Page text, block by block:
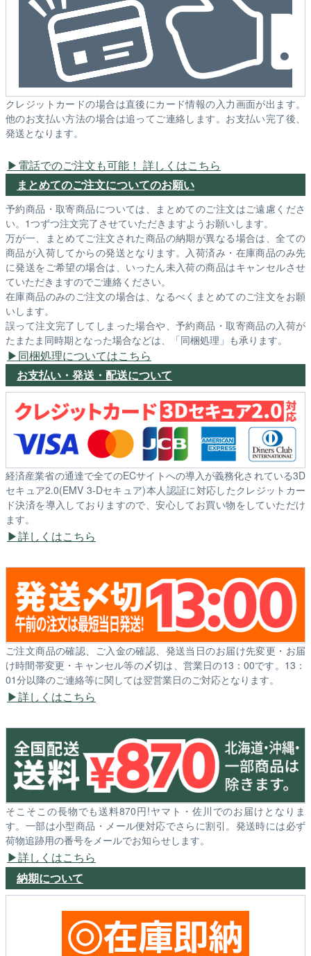
クレジットカードの場合は直後にカード情報の入力画面が出ます。
他のお支払い方法の場合は追ってご連絡します。お支払い完了後、
発送となります。
電話でのご注文も可能！ 詳しくはこちら
まとめてのご注文についてのお願い
予約商品・取寄商品については、まとめてのご注文はご遠慮くださ
い。1つずつ注文完了させていただきますようお願いします。
万が一、まとめてご注文された商品の納期が異なる場合は、全ての
商品が入荷してからの発送となります。入荷済み・在庫商品のみ先
に発送をご希望の場合は、いったん未入荷の商品はキャンセルさせ
ていただきますのでご連絡ください。
在庫商品のみのご注文の場合は、なるべくまとめてのご注文をお願
いします。
誤って注文完了してしまった場合や、予約商品・取寄商品の入荷が
たまたま同時期となった場合などは、「同梱処理」も承ります。
同梱処理についてはこちら
お支払い・発送・配送について
経済産業省の通達で全てのECサイトへの導入が義務化されている3D
セキュア2.0(EMV 3-Dセキュア)本人認証に対応したクレジットカー
ド決済を導入しておりますので、安心してお買い物をしていただけ
ます。
詳しくはこちら
ご注文商品の確認、ご入金の確認、発送当日のお届け先変更・お届
け時間帯変更・キャンセル等の〆切は、営業日の13：00です。13：
01分以降のご連絡等に関しては翌営業日のご対応となります。
詳しくはこちら
そこそこの長物でも送料870円!ヤマト・佐川でのお届けとなりま
す。一部は小型商品・メール便対応でさらに割引。発送時には必ず
荷物追跡用の番号をメールでお知らせします。
詳しくはこちら
納期について